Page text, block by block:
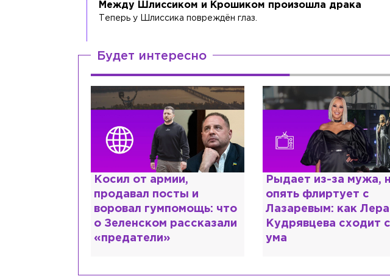
Между Шлиссиком и Крошиком произошла драка
Теперь у Шлиссика повреждён глаз.
Будет интересно
Рыдает из-за мужа, но
опять флиртует с
Лазаревым: как Лера
Кудрявцева сходит с
ума
Комиссар Каттани и
любовь к русской
шокирующая
Микеле Плачидо